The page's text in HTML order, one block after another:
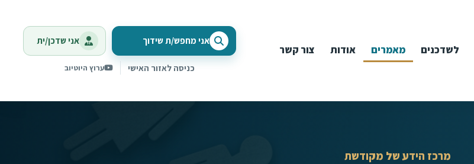
לשדכנים מאמרים אודות צור קשר
אני מחפש/ת שידוך אני שדכן/ית
כניסה לאזור האישי ערוץ היוטיוב
מרכז הידע של מקודשת